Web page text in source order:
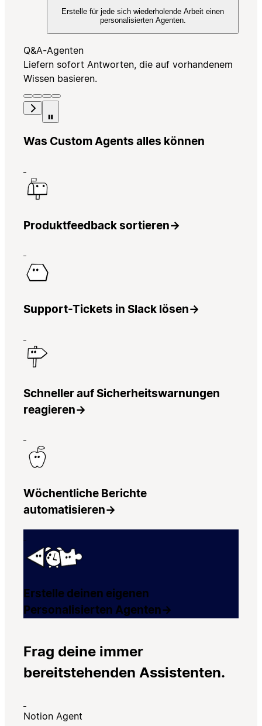
Erstelle für jede sich wiederholende Arbeit einen
personalisierten Agenten.
Q&A-Agenten
Liefern sofort Antworten, die auf vorhandenem
Wissen basieren.
Was Custom Agents alles können
Produktfeedback sortieren→
Support-Tickets in Slack lösen→
Schneller auf Sicherheitswarnungen
reagieren→
Wöchentliche Berichte
automatisieren→
Erstelle deinen eigenen
Personalisierten Agenten→
Frag deine immer
bereitstehenden Assistenten.
Notion Agent